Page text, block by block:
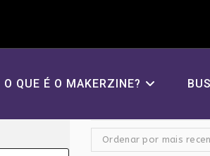
O QUE É O MAKERZINE?
Ordenar por mais